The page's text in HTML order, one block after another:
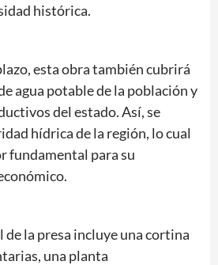
histórica.
esta obra también cubrirá
agua potable de la población y
del estado. Así, se
hídrica de la región, lo cual
fundamental para su
la presa incluye una cortina
una planta